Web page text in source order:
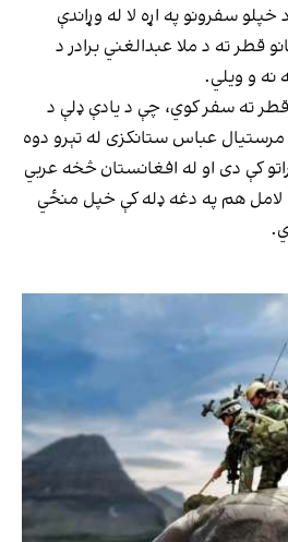
سفرونو په اړه لا له وړاندې
قطر ته د ملا عبدالغني برادر د
نه و ویلي.
قطر ته سفر کوي، چې د یادې ډلې د
مرستیال عباس ستانکزی له تېرو دوه
کې دی او له افغانستان څخه عربي
لامل هم په دغه ډله کې خپل منځي